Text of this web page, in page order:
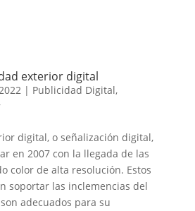
exterior digital
| Publicidad Digital,
digital, o señalización digital,
en 2007 con la llegada de las
color de alta resolución. Estos
soportar las inclemencias del
adecuados para su